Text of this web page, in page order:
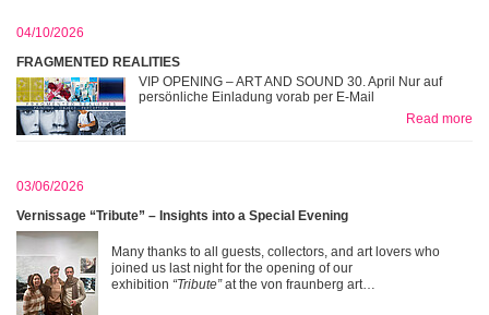
04/10/2026
FRAGMENTED REALITIES
VIP OPENING – ART AND SOUND 30. April Nur auf
persönliche Einladung vorab per E-Mail
Read more
03/06/2026
Vernissage “Tribute” – Insights into a Special Evening
Many thanks to all guests, collectors, and art lovers who
joined us last night for the opening of our
exhibition “Tribute”at the von fraunberg art…